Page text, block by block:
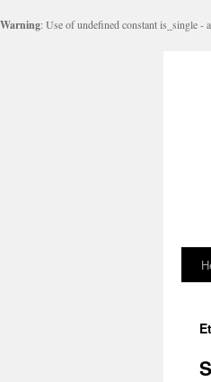
Warning: Use of undefined constant is_single